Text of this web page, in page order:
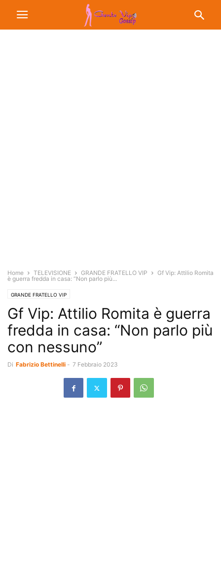
Home TELEVISIONE GRANDE FRATELLO VIP
Gf Vip: Attilio Romita
è guerra fredda in casa: “Non parlo più...
GRANDE FRATELLO VIP
Gf Vip: Attilio Romita è guerra
fredda in casa: “Non parlo più
con nessuno”
Di Fabrizio Bettinelli - 7 Febbraio 2023